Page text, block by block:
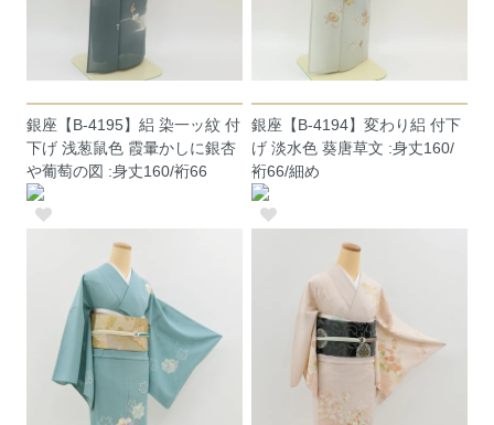
銀座【B-4195】絽 染一ッ紋 付
下げ 浅葱鼠色 霞暈かしに銀杏
や葡萄の図 :身丈160/裄66
銀座【B-4194】変わり絽 付下
げ 淡水色 葵唐草文 :身丈160/
裄66/細め